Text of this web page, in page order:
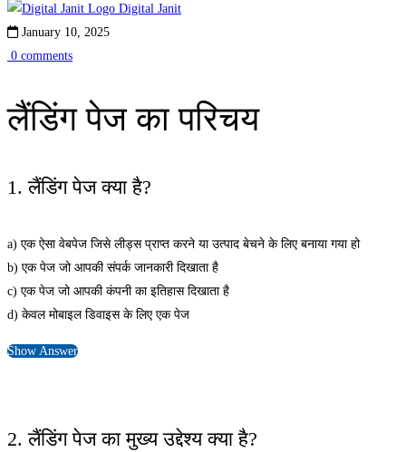
Digital Janit
January 10, 2025
0 comments
लैंडिंग पेज का परिचय
1. लैंडिंग पेज क्या है?
a) एक ऐसा वेबपेज जिसे लीड्स प्राप्त करने या उत्पाद बेचने के लिए बनाया गया हो
b) एक पेज जो आपकी संपर्क जानकारी दिखाता है
c) एक पेज जो आपकी कंपनी का इतिहास दिखाता है
d) केवल मोबाइल डिवाइस के लिए एक पेज
Show Answer
2. लैंडिंग पेज का मुख्य उद्देश्य क्या है?